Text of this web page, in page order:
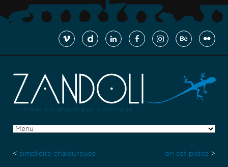
< simplicité chaleureuse on est potes >